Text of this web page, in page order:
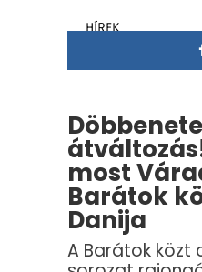
HÍREK
most
Barátok
Danija
A Barátok közt